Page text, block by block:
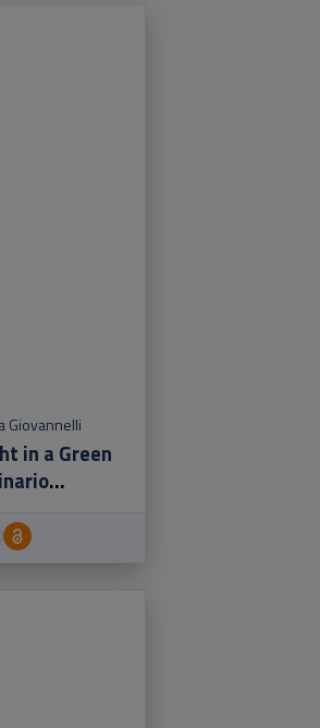
Giovannelli
in a Green